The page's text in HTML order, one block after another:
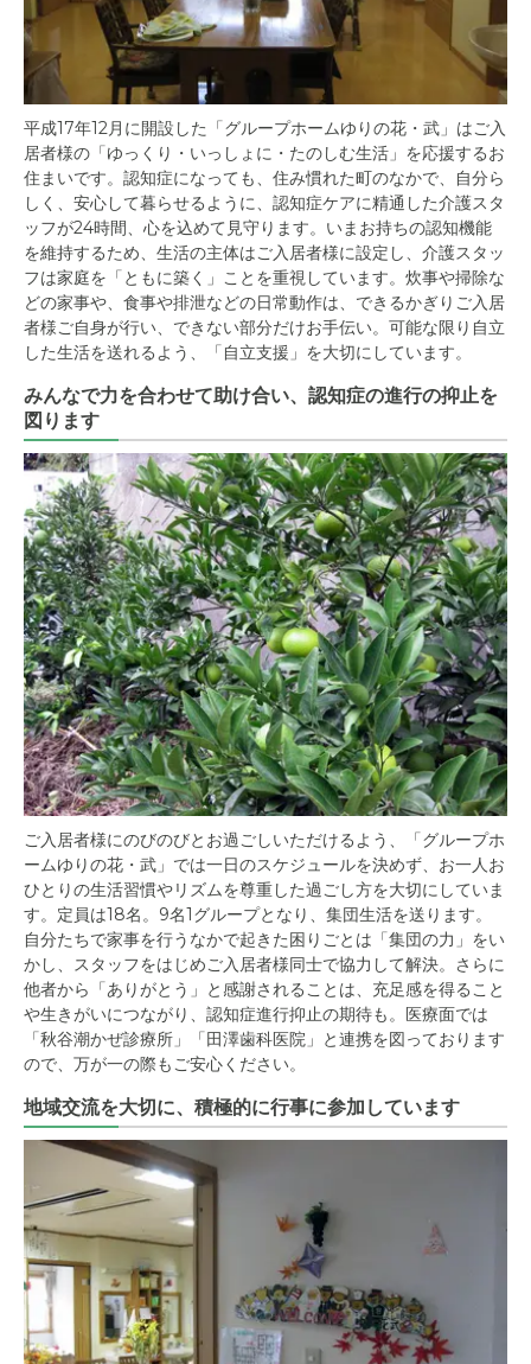
平成17年12月に開設した「グループホームゆりの花・武」はご入
居者様の「ゆっくり・いっしょに・たのしむ生活」を応援するお
住まいです。認知症になっても、住み慣れた町のなかで、自分ら
しく、安心して暮らせるように、認知症ケアに精通した介護スタ
ッフが24時間、心を込めて見守ります。いまお持ちの認知機能
を維持するため、生活の主体はご入居者様に設定し、介護スタッ
フは家庭を「ともに築く」ことを重視しています。炊事や掃除な
どの家事や、食事や排泄などの日常動作は、できるかぎりご入居
者様ご自身が行い、できない部分だけお手伝い。可能な限り自立
した生活を送れるよう、「自立支援」を大切にしています。
みんなで力を合わせて助け合い、認知症の進行の抑止を
図ります
ご入居者様にのびのびとお過ごしいただけるよう、「グループホ
ームゆりの花・武」では一日のスケジュールを決めず、お一人お
ひとりの生活習慣やリズムを尊重した過ごし方を大切にしていま
す。定員は18名。9名1グループとなり、集団生活を送ります。
自分たちで家事を行うなかで起きた困りごとは「集団の力」をい
かし、スタッフをはじめご入居者様同士で協力して解決。さらに
他者から「ありがとう」と感謝されることは、充足感を得ること
や生きがいにつながり、認知症進行抑止の期待も。医療面では
「秋谷潮かぜ診療所」「田澤歯科医院」と連携を図っております
ので、万が一の際もご安心ください。
地域交流を大切に、積極的に行事に参加しています